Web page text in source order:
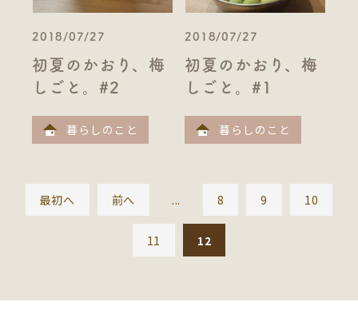
2018/07/27
初夏のかおり、梅
しごと。#2
暮らしのこと
2018/07/27
初夏のかおり、梅
しごと。#1
暮らしのこと
最初へ 前へ ... 8 9 10
11 12